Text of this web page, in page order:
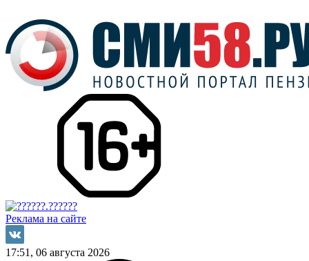
Реклама на сайте
17:51, 06 августа 2026